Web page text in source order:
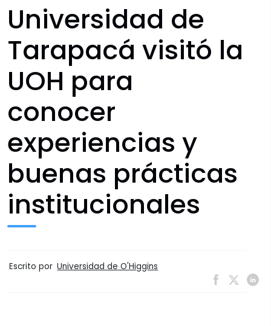
Universidad de
Tarapacá visitó la
UOH para
conocer
experiencias y
buenas prácticas
institucionales
Escrito por Universidad de O'Higgins